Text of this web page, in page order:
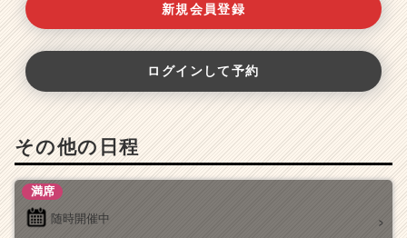
新規会員登録
ログインして予約
その他の日程
随時開催中
満席